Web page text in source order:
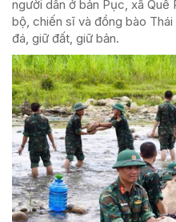
người dân ở bản Pục, xã
bộ, chiến sĩ và đồng bào
đá, giữ đất, giữ bản.